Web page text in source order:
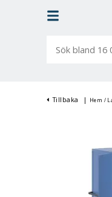
bland
Tillbaka | Hem /